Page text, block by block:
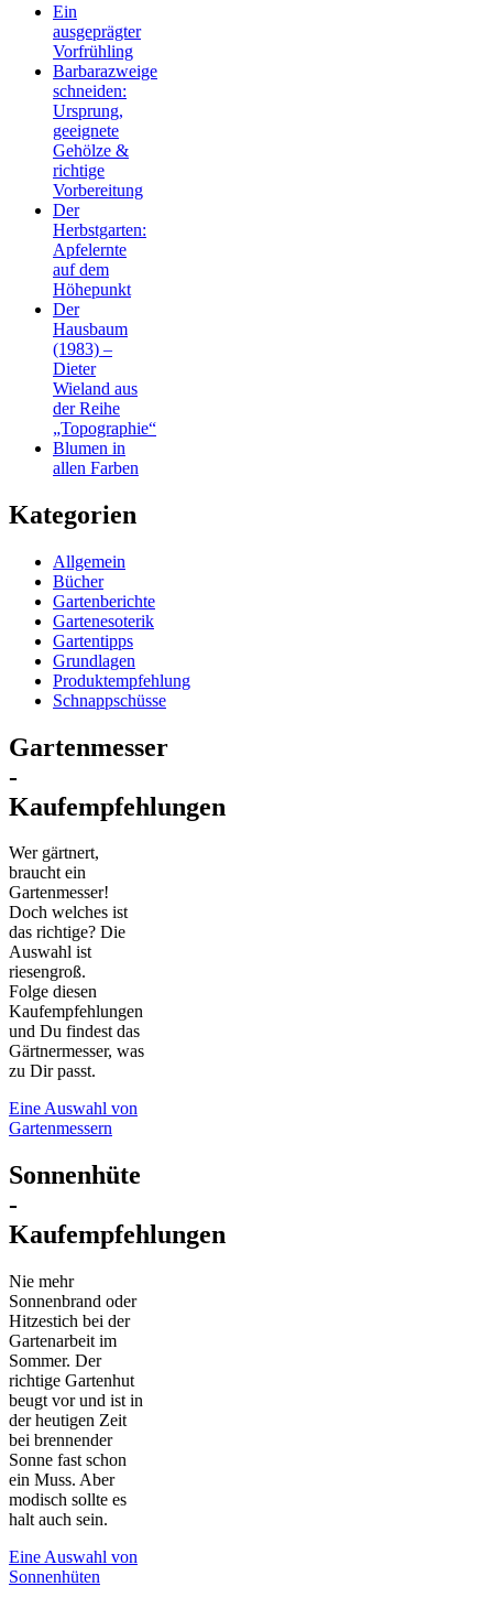
Ein
ausgeprägter
Vorfrühling
Barbarazweige
schneiden:
Ursprung,
geeignete
Gehölze &
richtige
Vorbereitung
Der
Herbstgarten:
Apfelernte
auf dem
Höhepunkt
Der
Hausbaum
(1983) –
Dieter
Wieland aus
der Reihe
„Topographie“
Blumen in
allen Farben
Kategorien
Allgemein
Bücher
Gartenberichte
Gartenesoterik
Gartentipps
Grundlagen
Produktempfehlung
Schnappschüsse
Gartenmesser
-
Kaufempfehlungen
Wer gärtnert,
braucht ein
Gartenmesser!
Doch welches ist
das richtige? Die
Auswahl ist
riesengroß.
Folge diesen
Kaufempfehlungen
und Du findest das
Gärtnermesser, was
zu Dir passt.
Eine Auswahl von
Gartenmessern
Sonnenhüte
-
Kaufempfehlungen
Nie mehr
Sonnenbrand oder
Hitzestich bei der
Gartenarbeit im
Sommer. Der
richtige Gartenhut
beugt vor und ist in
der heutigen Zeit
bei brennender
Sonne fast schon
ein Muss. Aber
modisch sollte es
halt auch sein.
Eine Auswahl von
Sonnenhüten